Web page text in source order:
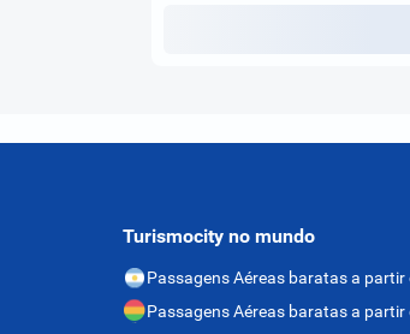
Turismocity no mundo